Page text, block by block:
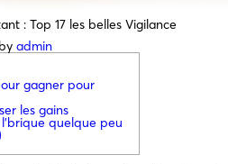
: Top 17 les belles Vigilance
by admin
gagner pour
les gains
quelque peu